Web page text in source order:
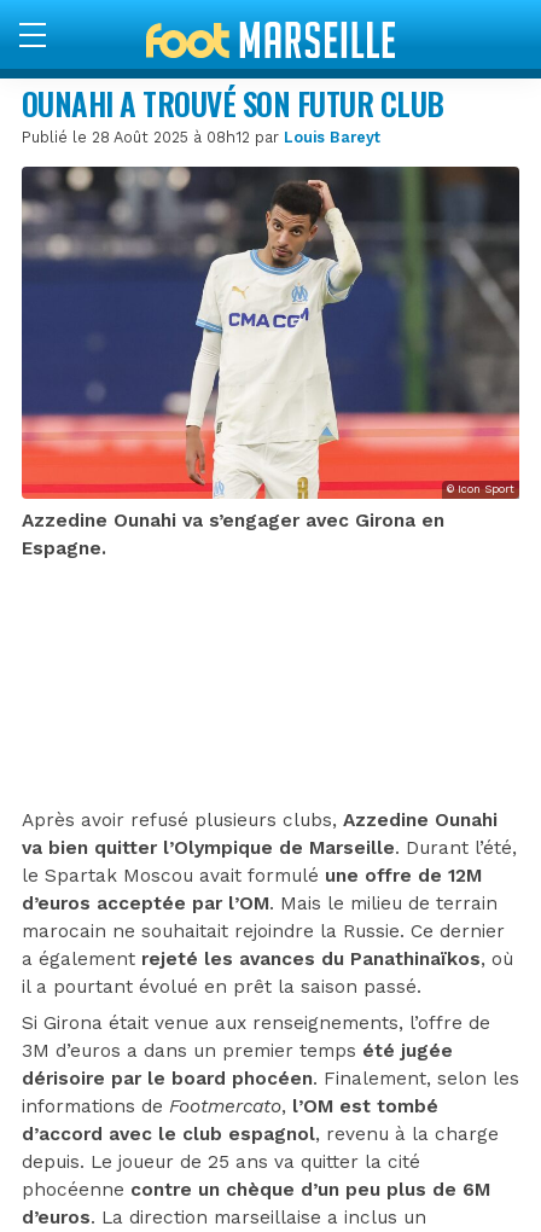
OUNAHI A TROUVÉ SON FUTUR CLUB
Publié le 28 Août 2025 à 08h12 par Louis Bareyt
© Icon Sport
Azzedine Ounahi va s’engager avec Girona en
Espagne.
Après avoir refusé plusieurs clubs, Azzedine Ounahi
va bien quitter l’Olympique de Marseille. Durant l’été,
le Spartak Moscou avait formulé une offre de 12M
d’euros acceptée par l’OM. Mais le milieu de terrain
marocain ne souhaitait rejoindre la Russie. Ce dernier
a également rejeté les avances du Panathinaïkos, où
il a pourtant évolué en prêt la saison passé.
Si Girona était venue aux renseignements, l’offre de
3M d’euros a dans un premier temps été jugée
dérisoire par le board phocéen. Finalement, selon les
informations de Footmercato, l’OM est tombé
d’accord avec le club espagnol, revenu à la charge
depuis. Le joueur de 25 ans va quitter la cité
phocéenne contre un chèque d’un peu plus de 6M
d’euros. La direction marseillaise a inclus un